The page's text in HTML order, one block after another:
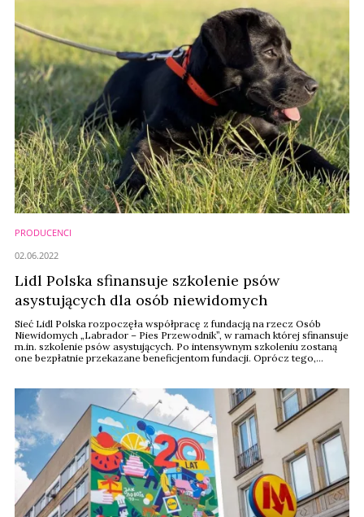
PRODUCENCI
Lidl Polska sfinansuje szkolenie psów
asystujących dla osób niewidomych
Sieć Lidl Polska rozpoczęła współpracę z fundacją na rzecz Osób
Niewidomych „Labrador – Pies Przewodnik”, w ramach której sfinansuje
m.in. szkolenie psów asystujących. Po intensywnym szkoleniu zostaną
one bezpłatnie przekazane beneficjentom fundacji. Oprócz tego,
02.06.2022